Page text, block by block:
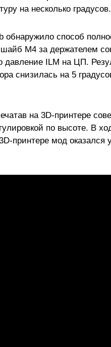
на несколько градусов.
обнаружило способ
M4 за держателем
ILM на ЦП.
снизилась на 5
на 3D-принтере
по высоте. В
принтере мод